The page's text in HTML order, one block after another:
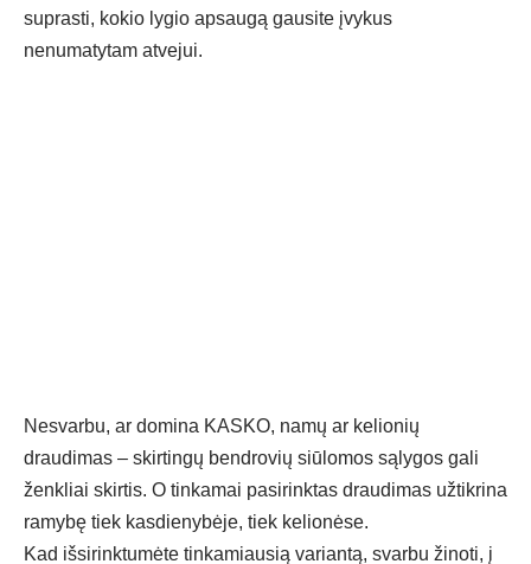
suprasti, kokio lygio apsaugą gausite įvykus
nenumatytam atvejui.
Nesvarbu, ar domina KASKO, namų ar kelionių
draudimas – skirtingų bendrovių siūlomos sąlygos gali
ženkliai skirtis. O tinkamai pasirinktas draudimas užtikrina
ramybę tiek kasdienybėje, tiek kelionėse.
Kad išsirinktumėte tinkamiausią variantą, svarbu žinoti, į